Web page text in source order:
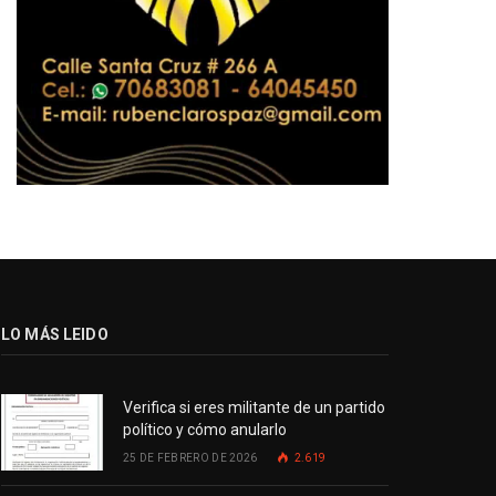
LO MÁS LEIDO
Verifica si eres militante de un partido
político y cómo anularlo
25 DE FEBRERO DE 2026 2.619